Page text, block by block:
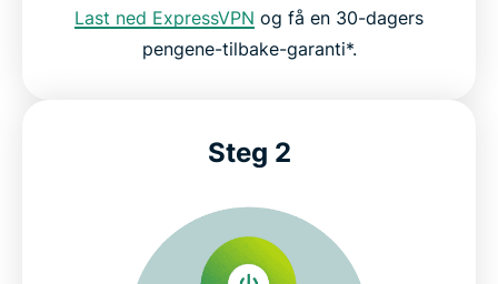
Skaff deg ExpressVPN for Canada i tre enkle steg
Canada VPN-egenskaper som beskytter
Last ned ExpressVPN og få en 30-dagers
pengene-tilbake-garanti*.
Steg 2